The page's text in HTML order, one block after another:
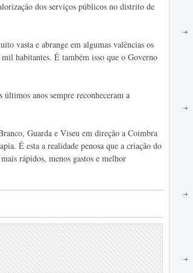
dos serviços públicos no distrito de
vasta e abrange em algumas valências os
habitantes. É também isso que o Governo
anos sempre reconheceram a
Guarda e Viseu em direção a Coimbra
É esta a realidade penosa que a criação do
rápidos, menos gastos e melhor